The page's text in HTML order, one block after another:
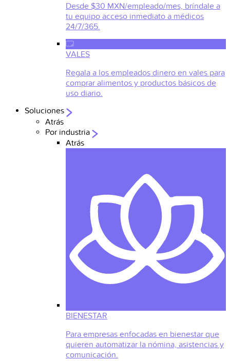
Desde $30 MXN/empleado/mes, bríndale a
tu equipo acceso inmediato a médicos
24/7/365.
VALES
Regala a los empleados dinero en vales para
comprar alimentos y productos básicos de
uso diario.
Soluciones
Atrás
Por industria
Atrás
BIENESTAR
Para empresas enfocadas en bienestar que
quieren automatizar la nómina, asistencias y
comunicación.